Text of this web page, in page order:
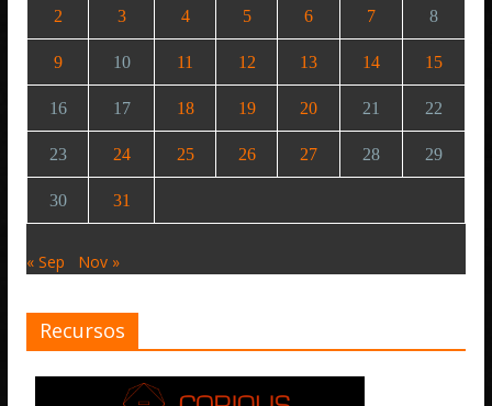
2 3 4 5 6 7 8
9 10 11 12 13 14 15
16 17 18 19 20 21 22
23 24 25 26 27 28 29
30 31
« Sep Nov »
Recursos